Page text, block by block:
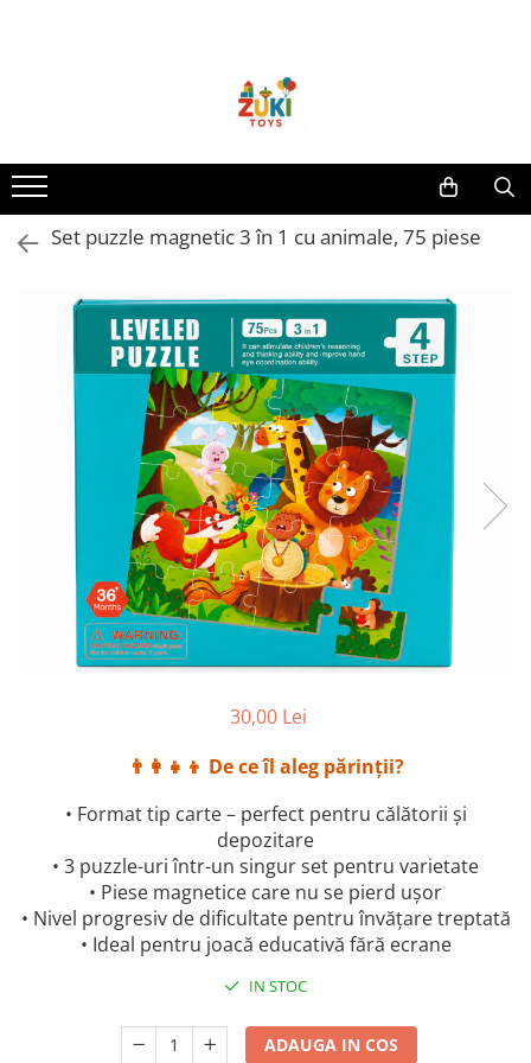
Pachete ZukiToys
Recomandari Zuki
Cadouri pentru Copii
Cadouri Aniversare
Cadouri dupa Buget
Cadouri sub 59 lei
Cadouri sub 99 lei
Cadouri sub 149 lei
Jucarii pe Varsta Copilului
Busy Book & Carti Interactive
Carti de Colorat & Activitati
Creative
Carti cu Apa & Reutilizabile
Camera Copilului
Balansoare & Covorase de Joaca
Depozitare & Organizare Jucarii
Set puzzle magnetic 3 în 1 cu animale, 75 piese
30,00 Lei
👨‍👩‍👧‍👦 De ce îl aleg părinții?
• Format tip carte – perfect pentru călătorii și
depozitare
• 3 puzzle-uri într-un singur set pentru varietate
• Piese magnetice care nu se pierd ușor
• Nivel progresiv de dificultate pentru învățare treptată
• Ideal pentru joacă educativă fără ecrane
IN STOC
ADAUGA IN COS